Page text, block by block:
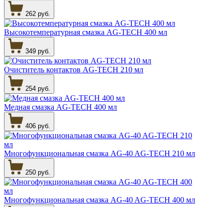
262 руб.
Высокотемпературная смазка AG-TECH 400 мл
349 руб.
Очиститель контактов AG-TECH 210 мл
254 руб.
Медная смазка AG-TECH 400 мл
406 руб.
Многофункциональная смазка AG-40 AG-TECH 210 мл
250 руб.
Многофункциональная смазка AG-40 AG-TECH 400 мл